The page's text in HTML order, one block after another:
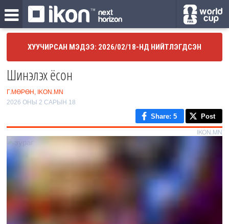
ХУУЧИРСАН МЭДЭЭ: 2026/02/18-НД НИЙТЛЭГДСЭН
Шинэлэх ёсон
Г.МӨРӨН, IKON.MN
2026 ОНЫ 2 САРЫН 18
Share: 5 Post
IKON.MN